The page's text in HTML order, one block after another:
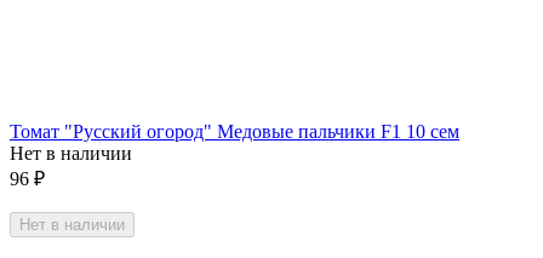
Томат "Русский огород" Медовые пальчики F1 10 сем
Нет в наличии
96 ₽
Нет в наличии